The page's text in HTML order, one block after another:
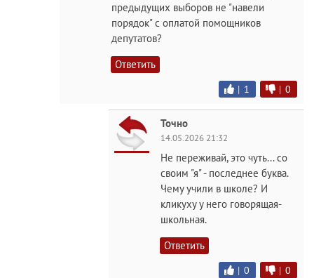
предыдущих выборов не "навели
порядок" с оплатой помощников
депутатов?
Ответить
| 1 | 0
Точно
14.05.2026 21:32
Не переживай, это чуть... со
своим "я" - последнее буква.
Чему учили в школе? И
кликуху у него говорящая-
школьная.
Ответить
| 0 | 0